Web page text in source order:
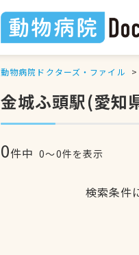
動物病院ドクターズ・ファイル
金城ふ頭駅(愛知
0件中 0〜0件を表示
検索条件